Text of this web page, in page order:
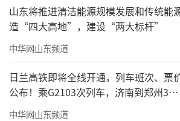
山东将推进清洁能源规模发展和传统能
造“四大高地”，建设“两大标杆”
中华网山东频道
日兰高铁即将全线开通，列车班次、票
公布！乘G2103次列车，济南到郑州3小
时到达
中华网山东频道